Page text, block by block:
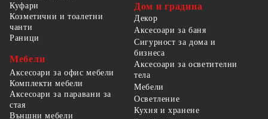
Куфари
Козметични и тоалетни
чанти
Раници
Мебели
Аксесоари за офис мебели
Комплекти мебели
Аксесоари за паравани за
стая
Външни мебели
Дом и градина
Декор
Аксесоари за баня
Сигурност за дома и
бизнеса
Аксесоари за осветителни
тела
Мебели
Осветление
Кухня и хранене